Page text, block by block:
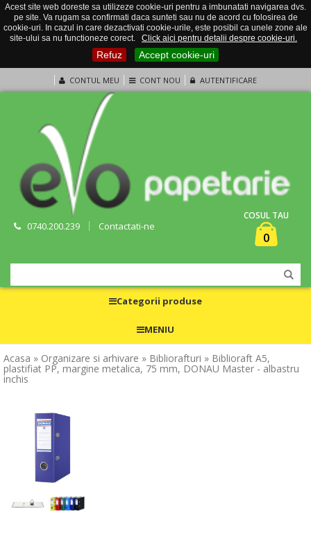
Acest site web doreste sa utilizeze cookie-uri pentru a imbunatati navigarea dvs.
pe site. Va rugam sa confirmati daca sunteti sau nu de acord cu folosirea de
cookie-uri. In cazul in care dezactivati cookie-urile, este posibil ca unele zone ale
site-ului sa nu functioneze corect.
Click aici pentru detalii despre cookie-uri.
Refuz Accept cookie-uri
CONTUL MEU CONT NOU AUTENTIFICARE
0740.200.239 Contactati-ne
COSUL TAU
0
Categorii produse
MENIU
Acasa » Organizare si arhivare » Bibliorafturi » Biblioraft A5,
plastifiat PP, margine metalica, 75 mm, DONAU Master - albastru
inchis